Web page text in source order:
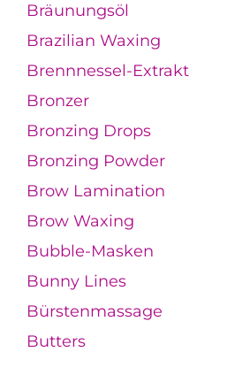
Bräunungsöl
Brazilian Waxing
Brennnessel-Extrakt
Bronzer
Bronzing Drops
Bronzing Powder
Brow Lamination
Brow Waxing
Bubble-Masken
Bunny Lines
Bürstenmassage
Butters